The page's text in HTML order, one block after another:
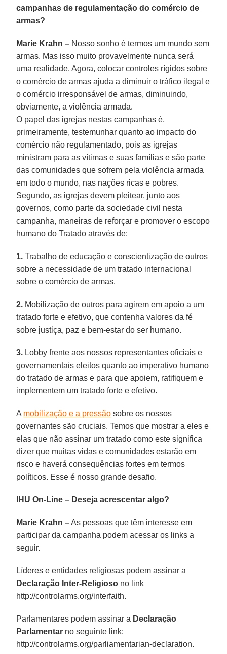
campanhas de regulamentação do comércio de
armas?
Marie Krahn– Nosso sonho é termos um mundo sem
armas. Mas isso muito provavelmente nunca será
uma realidade. Agora, colocar controles rígidos sobre
o comércio de armas ajuda a diminuir o tráfico ilegal e
o comércio irresponsável de armas, diminuindo,
obviamente, a violência armada.
O papel das igrejas nestas campanhas é,
primeiramente, testemunhar quanto ao impacto do
comércio não regulamentado, pois as igrejas
ministram para as vítimas e suas famílias e são parte
das comunidades que sofrem pela violência armada
em todo o mundo, nas nações ricas e pobres.
Segundo, as igrejas devem pleitear, junto aos
governos, como parte da sociedade civil nesta
campanha, maneiras de reforçar e promover o escopo
humano do Tratado através de:
1.Trabalho de educação e conscientização de outros
sobre a necessidade de um tratado internacional
sobre o comércio de armas.
2. Mobilização de outros para agirem em apoio a um
tratado forte e efetivo, que contenha valores da fé
sobre justiça, paz e bem-estar do ser humano.
3. Lobby frente aos nossos representantes oficiais e
governamentais eleitos quanto ao imperativo humano
do tratado de armas e para que apoiem, ratifiquem e
implementem um tratado forte e efetivo.
A mobilização e a pressão sobre os nossos
governantes são cruciais. Temos que mostrar a eles e
elas que não assinar um tratado como este significa
dizer que muitas vidas e comunidades estarão em
risco e haverá consequências fortes em termos
políticos. Esse é nosso grande desafio.
IHU On-Line– Deseja acrescentar algo?
Marie Krahn –As pessoas que têm interesse em
participar da campanha podem acessar os links a
seguir.
Líderes e entidades religiosas podem assinar a
Declaração Inter-Religioso no link
http://controlarms.org/interfaith.
Parlamentares podem assinar a Declaração
Parlamentar no seguinte link:
http://controlarms.org/parliamentarian-declaration.